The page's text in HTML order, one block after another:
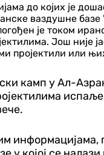
до којих је
ваздушне
је током
Још није
пројектили или
камп у Ал-
информацијама,